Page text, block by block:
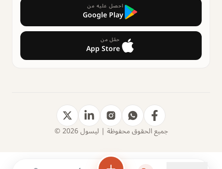
احصل عليه من
Google Play
حمّل من
App Store
جميع الحقوق محفوظة | ليسول 2026 ©